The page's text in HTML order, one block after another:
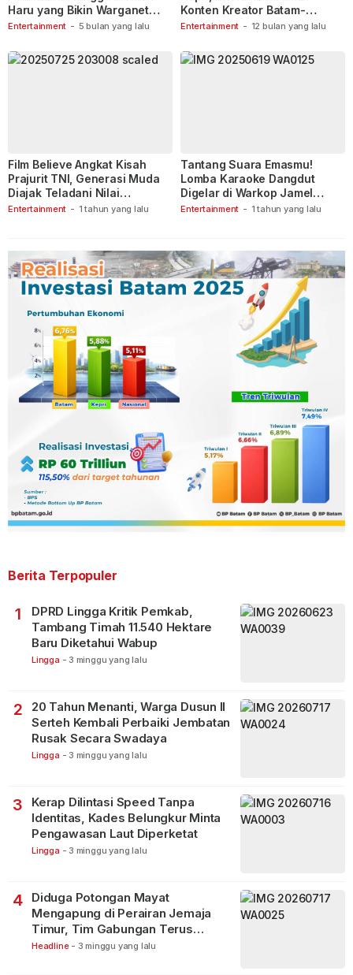
Entertainment - 5 bulan yang lalu
Haru yang Bikin Warganet
Berspekulasi
Entertainment - 12 bulan yang lalu
Konten Kreator Batam-
Tanjungpinang
Entertainment - 1 tahun yang lalu
Film Believe Angkat Kisah
Prajurit TNI, Generasi Muda
Diajak Teladani Nilai
Keberanian
Entertainment - 1 tahun yang lalu
Tantang Suara Emasmu!
Lomba Karaoke Dangdut
Digelar di Warkop Jamel
Ganet
Berita Terpopuler
1
DPRD Lingga Kritik Pemkab,
Tambang Timah 11.540 Hektare
Baru Diketahui Wabup
Lingga - 3 minggu yang lalu
2
20 Tahun Menanti, Warga Dusun II
Serteh Kembali Perbaiki Jembatan
Rusak Secara Swadaya
Lingga - 3 minggu yang lalu
3
Kerap Dilintasi Speed Tanpa
Identitas, Kades Belungkur Minta
Pengawasan Laut Diperketat
Lingga - 3 minggu yang lalu
4
Diduga Potongan Mayat
Mengapung di Perairan Jemaja
Timur, Tim Gabungan Terus
Lakukan Pencarian
Headline - 3 minggu yang lalu